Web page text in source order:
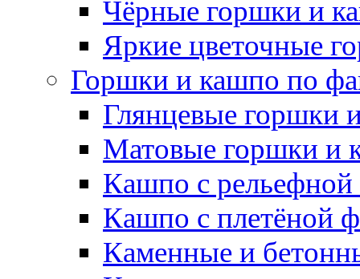
Чёрные горшки и
Яркие цветочные
Горшки и кашпо по
Глянцевые горшки
Матовые горшки и
Кашпо с рельефной
Кашпо с плетёной
Каменные и